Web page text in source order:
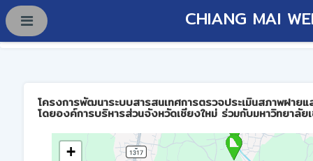
CHIANG MAI
โครงการพัฒนาระบบสารสนเทศการตรวจประเมินสภาพฝาย
โดยองค์การบริหารส่วนจังหวัดเชียงใหม่ ร่วมกับมหาวิทยาลัย
+